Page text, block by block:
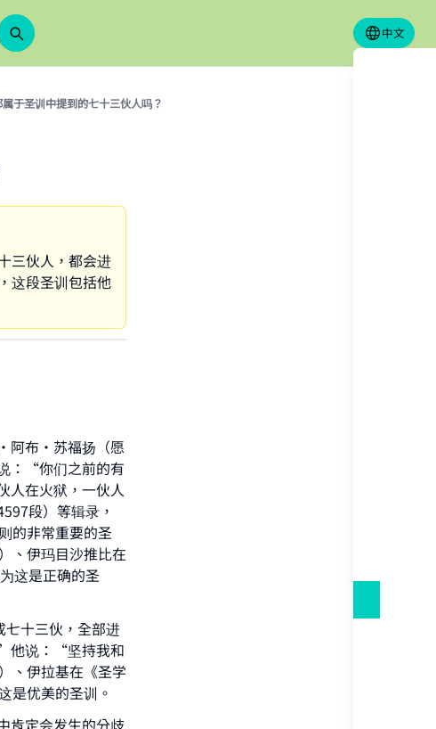
中文
于圣训中提到的七十三伙人吗？
三伙人，都会进
这段圣训包括他
·阿布·苏福扬（愿
：“你们之前的有
人在火狱，一伙人
段）等辑录，
的非常重要的圣
、伊玛目沙推比在
这是正确的圣
七十三伙，全部进
他说：“坚持我和
、伊拉基在《圣学
是优美的圣训。
肯定会发生的分歧